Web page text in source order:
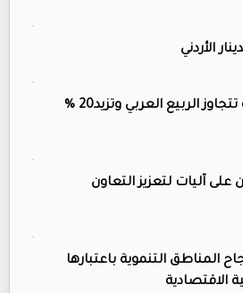
الأردني
صادرات الدواء الأردنية تتجاوز الربيع العربي وتزيد20 %
على آليات لتعزيز التعاون
التنموية باعتبارها
الاقتصادية